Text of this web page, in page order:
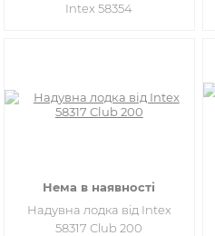
Intex 58354
Нема в наявності
Надувна лодка від Intex
58317 Club 200